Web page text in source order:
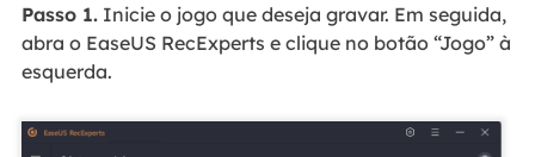
Passo 1.Inicie o jogo que deseja gravar. Em seguida,
abra o EaseUS RecExperts e clique no botão “Jogo” à
esquerda.